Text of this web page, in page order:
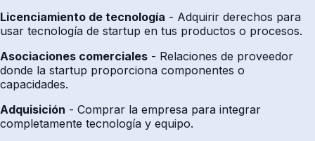
Licenciamiento de tecnología - Adquirir derechos para
usar tecnología de startup en tus productos o procesos.
Asociaciones comerciales - Relaciones de proveedor
donde la startup proporciona componentes o
capacidades.
Adquisición - Comprar la empresa para integrar
completamente tecnología y equipo.